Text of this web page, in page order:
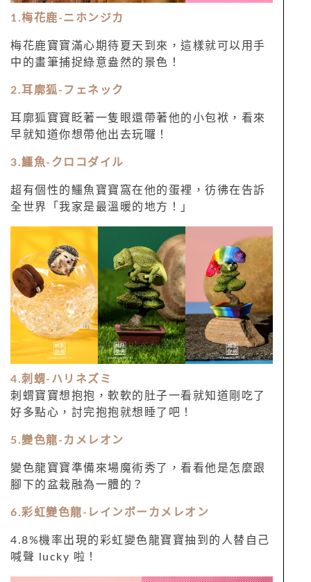
1.梅花鹿-ニホンジカ
梅花鹿寶寶滿心期待夏天到來，這樣就可以用手
中的畫筆捕捉綠意盎然的景色！
2.耳廓狐-フェネック
耳廓狐寶寶眨著一隻眼還帶著他的小包袱，看來
早就知道你想帶他出去玩囉！
3.鱷魚-クロコダイル
超有個性的鱷魚寶寶窩在他的蛋裡，彷彿在告訴
全世界「我家是最溫暖的地方！」
4.刺蝟-ハリネズミ
刺蝟寶寶想抱抱，軟軟的肚子一看就知道剛吃了
好多點心，討完抱抱就想睡了吧！
5.變色龍-カメレオン
變色龍寶寶準備來場魔術秀了，看看他是怎麼跟
腳下的盆栽融為一體的？
6.彩虹變色龍-レインボーカメレオン
4.8%機率出現的彩虹變色龍寶寶抽到的人替自己
喊聲 lucky 啦！